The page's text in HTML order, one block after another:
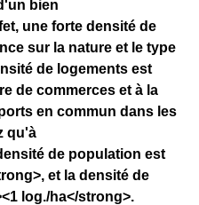
bien
une forte densité de
sur la nature et le type
de logements est
de commerces et à la
en commun dans les
qu'à
de population est
et la densité de
log./ha</strong>.